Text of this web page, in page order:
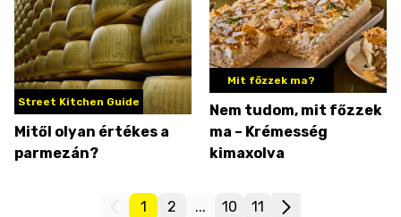
Street Kitchen Guide
Mitől olyan értékes a
parmezán?
Mit főzzek ma?
Nem tudom, mit főzzek
ma – Krémesség
kimaxolva
1 2 ... 10 11